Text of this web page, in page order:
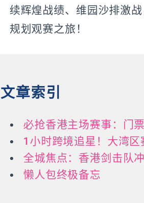
续辉煌战绩、维园沙排激
规划观赛之旅！
文章索引
必抢香港主场赛事：门
1小时跨境追星！大湾区
全城焦点：香港剑击队
懒人包终极备忘